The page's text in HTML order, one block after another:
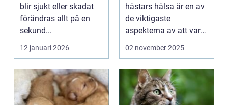
blir sjukt eller skadat
förändras allt på en
sekund...
12 januari 2026
hästars hälsa är en av
de viktigaste
aspekterna av att vara
h&aum...
02 november 2025